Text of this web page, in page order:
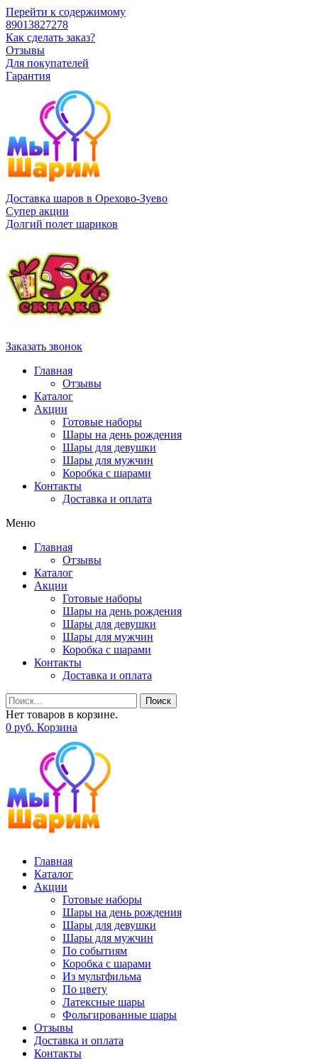
Перейти к содержимому
89013827278
Как сделать заказ?
Отзывы
Для покупателей
Гарантия
Доставка шаров в Орехово-Зуево
Супер акции
Долгий полет шариков
Заказать звонок
Главная
Отзывы
Каталог
Акции
Готовые наборы
Шары на день рождения
Шары для девушки
Шары для мужчин
Коробка с шарами
Контакты
Доставка и оплата
Меню
Главная
Отзывы
Каталог
Акции
Готовые наборы
Шары на день рождения
Шары для девушки
Шары для мужчин
Коробка с шарами
Контакты
Доставка и оплата
Поиск
Нет товаров в корзине.
0 руб. Корзина
Главная
Каталог
Акции
Готовые наборы
Шары на день рождения
Шары для девушки
Шары для мужчин
По событиям
Коробка с шарами
Из мультфильма
По цвету
Латексные шары
Фольгированные шары
Отзывы
Доставка и оплата
Контакты